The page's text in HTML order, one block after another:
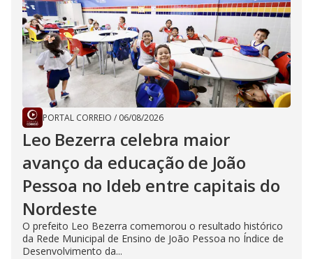
PORTAL CORREIO / 06/08/2026
Leo Bezerra celebra maior
avanço da educação de João
Pessoa no Ideb entre capitais do
Nordeste
O prefeito Leo Bezerra comemorou o resultado histórico
da Rede Municipal de Ensino de João Pessoa no Índice de
Desenvolvimento da...